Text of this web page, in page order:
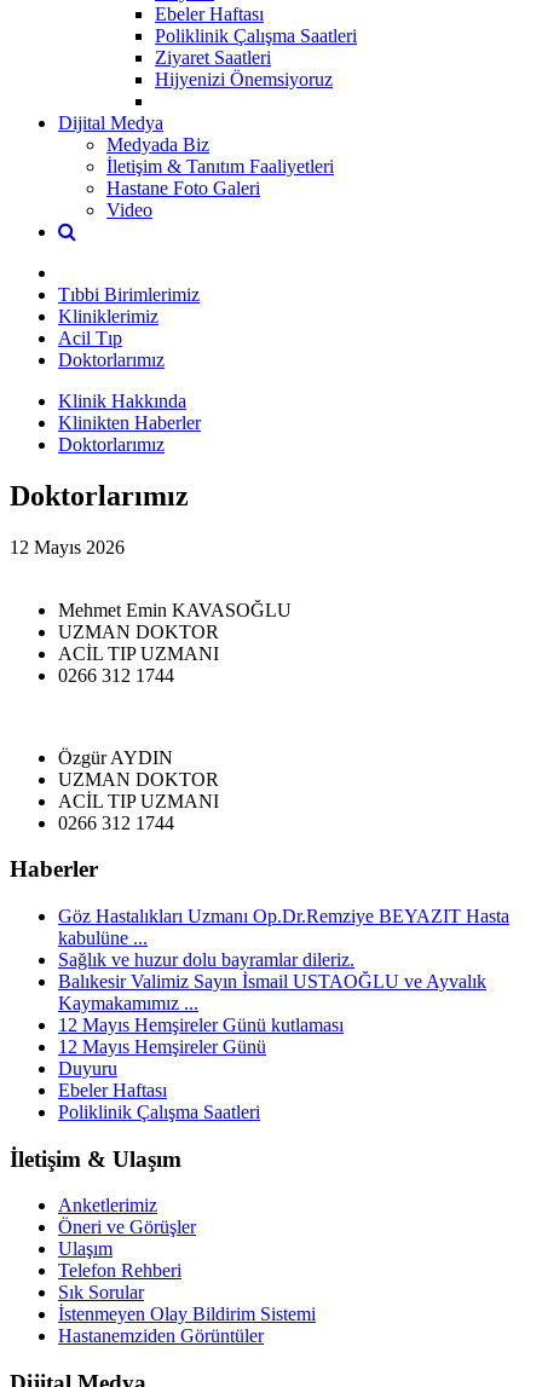
Ebeler Haftası
Poliklinik Çalışma Saatleri
Ziyaret Saatleri
Hijyenizi Önemsiyoruz
Dijital Medya
Medyada Biz
İletişim & Tanıtım Faaliyetleri
Hastane Foto Galeri
Video
Tıbbi Birimlerimiz
Kliniklerimiz
Acil Tıp
Doktorlarımız
Klinik Hakkında
Klinikten Haberler
Doktorlarımız
Doktorlarımız
12 Mayıs 2026
Mehmet Emin KAVASOĞLU
UZMAN DOKTOR
ACİL TIP UZMANI
0266 312 1744
Özgür AYDIN
UZMAN DOKTOR
ACİL TIP UZMANI
0266 312 1744
Haberler
Göz Hastalıkları Uzmanı Op.Dr.Remziye BEYAZIT Hasta
kabulüne ...
Sağlık ve huzur dolu bayramlar dileriz.
Balıkesir Valimiz Sayın İsmail USTAOĞLU ve Ayvalık
Kaymakamımız ...
12 Mayıs Hemşireler Günü kutlaması
12 Mayıs Hemşireler Günü
Duyuru
Ebeler Haftası
Poliklinik Çalışma Saatleri
İletişim & Ulaşım
Anketlerimiz
Öneri ve Görüşler
Ulaşım
Telefon Rehberi
Sık Sorular
İstenmeyen Olay Bildirim Sistemi
Hastanemziden Görüntüler